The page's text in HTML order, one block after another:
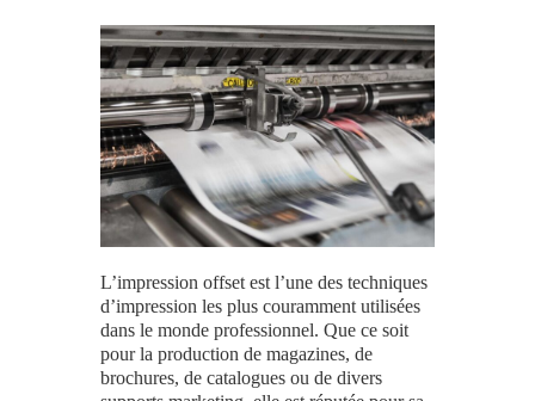
L’impression offset est l’une des techniques
d’impression les plus couramment utilisées
dans le monde professionnel. Que ce soit
pour la production de magazines, de
brochures, de catalogues ou de divers